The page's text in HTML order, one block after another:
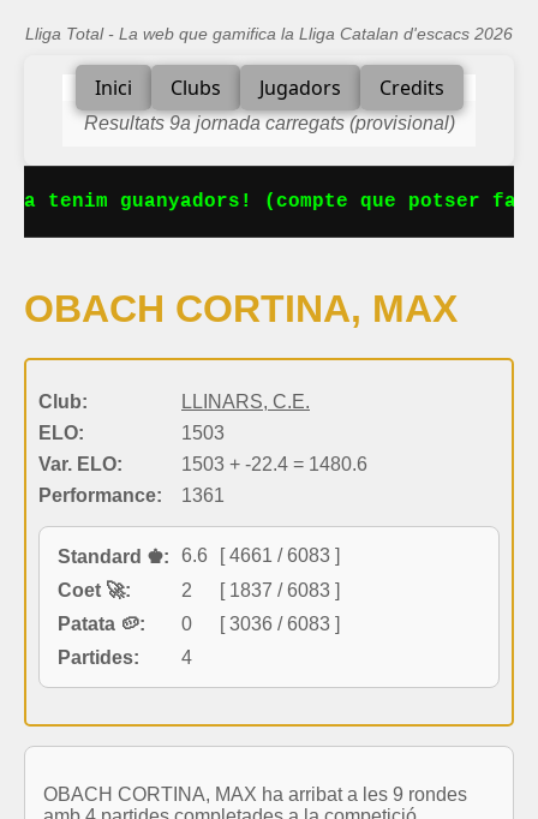
Lliga Total - La web que gamifica la Lliga Catalan d'escacs 2026
Inici Clubs Jugadors Credits
Resultats 9a jornada carregats (provisional)
tenim guanyadors! (compte que potser
OBACH CORTINA, MAX
Club:
LLINARS, C.E.
ELO:
1503
Var. ELO:
1503 + -22.4 = 1480.6
Performance:
1361
Standard ♚: 6.6
[ 4661 / 6083 ]
Coet 🚀:
2
[ 1837 / 6083 ]
Patata 🥔:
0
[ 3036 / 6083 ]
Partides:
4
OBACH CORTINA, MAX ha arribat a les 9 rondes